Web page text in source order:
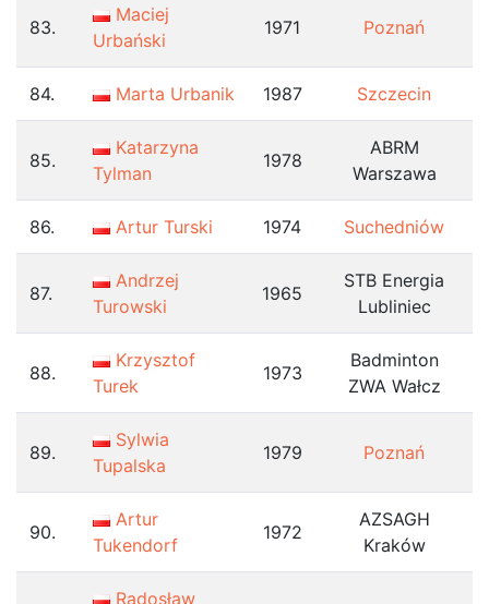
83.
Maciej
Urbański
1971 Poznań
84. Marta Urbanik 1987 Szczecin
85.
Katarzyna
Tylman
1978
ABRM
Warszawa
86. Artur Turski 1974 Suchedniów
87.
Andrzej
Turowski
1965
STB Energia
Lubliniec
88.
Krzysztof
Turek
1973
Badminton
ZWA Wałcz
89.
Sylwia
Tupalska
1979 Poznań
90.
Artur
Tukendorf
1972
AZSAGH
Kraków
Radosław